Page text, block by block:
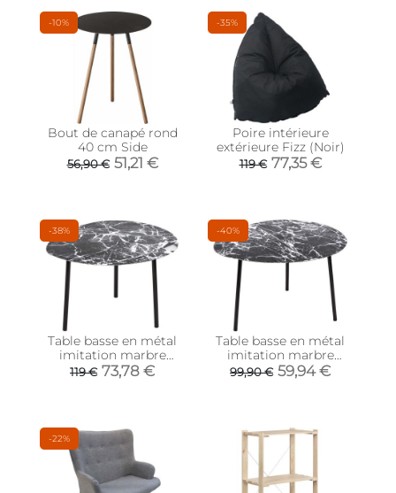
-10%
Bout de canapé rond
40 cm Side
56,90 € 51,21 €
-35%
Poire intérieure
extérieure Fizz (Noir)
119 € 77,35 €
-38%
Table basse en métal
imitation marbre
Ovoid 67 x 60 cm (Noir)
119 € 73,78 €
-40%
Table basse en métal
imitation marbre
Ovoid 58 x 51 cm (Noir)
99,90 € 59,94 €
-22%